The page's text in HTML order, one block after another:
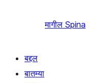
मागील Spina
बद्दल
बातम्या